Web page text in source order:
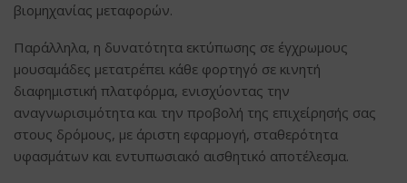
βιομηχανίας μεταφορών.
Παράλληλα, η δυνατότητα εκτύπωσης σε έγχρωμους
μουσαμάδες μετατρέπει κάθε φορτηγό σε κινητή
διαφημιστική πλατφόρμα, ενισχύοντας την
αναγνωρισιμότητα και την προβολή της επιχείρησής σας
στους δρόμους, με άριστη εφαρμογή, σταθερότητα
υφασμάτων και εντυπωσιακό αισθητικό αποτέλεσμα.